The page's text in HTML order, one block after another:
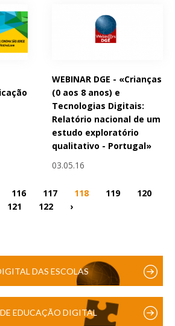
WEBINAR DGE - «Crianças
(0 aos 8 anos) e
Tecnologias Digitais:
Relatório nacional de um
estudo exploratório
qualitativo - Portugal»
03.05.16
116 117 118 119
120
121
122 ›
DAS ESCOLAS
EDUCAÇÃO DIGITAL